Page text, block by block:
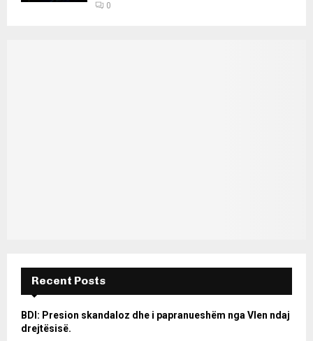
0
Recent Posts
BDI: Presion skandaloz dhe i papranueshëm nga Vlen ndaj
drejtësisë.